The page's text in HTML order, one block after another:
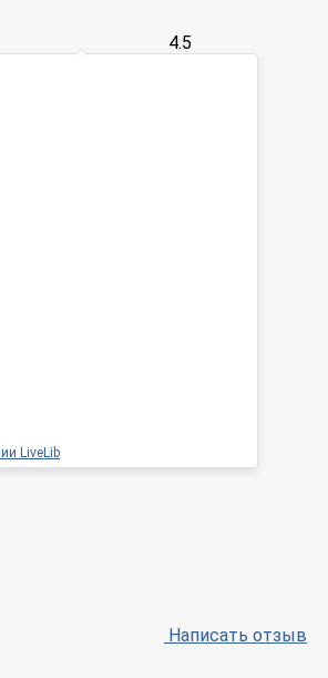
4.5
LiveLib
Написать отзыв